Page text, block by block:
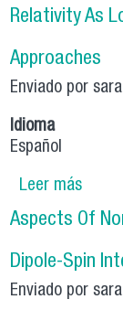
Relativity As
Approaches
Enviado por
Idioma
Español
Leer mássobre
Aspects Of
Dipole-Spin
Enviado por